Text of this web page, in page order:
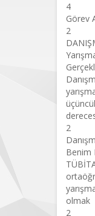
4
Görev
2
2
Benim
olmak
2